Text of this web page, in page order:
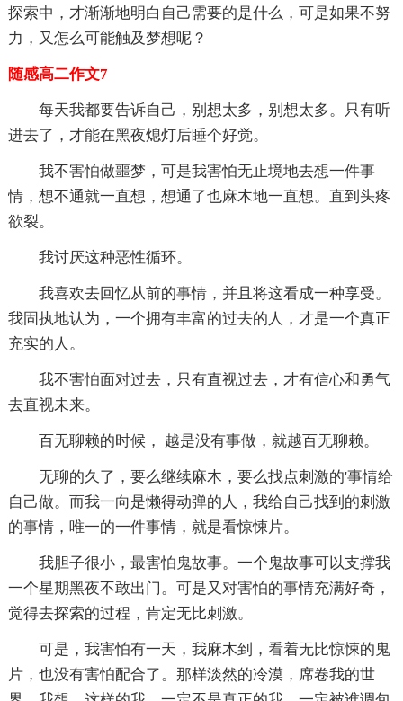
探索中，才渐渐地明白自己需要的是什么，可是如果不努
力，又怎么可能触及梦想呢？
随感高二作文7
每天我都要告诉自己，别想太多，别想太多。只有听
进去了，才能在黑夜熄灯后睡个好觉。
我不害怕做噩梦，可是我害怕无止境地去想一件事
情，想不通就一直想，想通了也麻木地一直想。直到头疼
欲裂。
我讨厌这种恶性循环。
我喜欢去回忆从前的事情，并且将这看成一种享受。
我固执地认为，一个拥有丰富的过去的人，才是一个真正
充实的人。
我不害怕面对过去，只有直视过去，才有信心和勇气
去直视未来。
百无聊赖的时候， 越是没有事做，就越百无聊赖。
无聊的久了，要么继续麻木，要么找点刺激的'事情给
自己做。而我一向是懒得动弹的人，我给自己找到的刺激
的事情，唯一的一件事情，就是看惊悚片。
我胆子很小，最害怕鬼故事。一个鬼故事可以支撑我
一个星期黑夜不敢出门。可是又对害怕的事情充满好奇，
觉得去探索的过程，肯定无比刺激。
可是，我害怕有一天，我麻木到，看着无比惊悚的鬼
片，也没有害怕配合了。那样淡然的冷漠，席卷我的世